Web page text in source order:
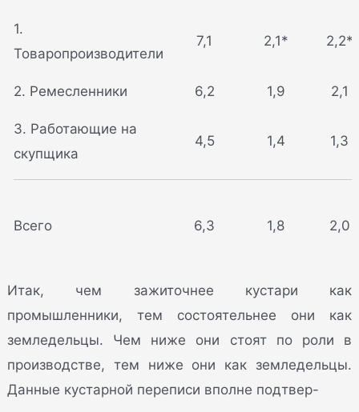
1.
Товаропроизводители
7,1 2,1* 2,2*
2. Ремесленники 6,2 1,9 2,1
3. Работающие на
скупщика
4,5 1,4 1,3
Всего 6,3 1,8 2,0
Итак, чем зажиточнее кустари как
промышленники, тем состоятельнее они как
земледельцы. Чем ниже они стоят по роли в
производстве, тем ниже они как земледельцы.
Данные кустарной переписи вполне подтвер-